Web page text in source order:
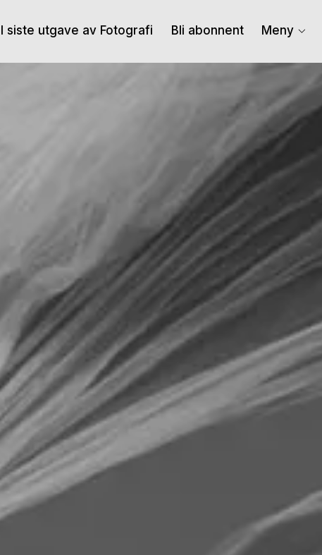
I siste utgave av Fotografi Bli abonnent Meny